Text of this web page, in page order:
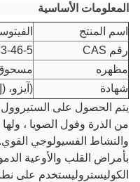
المعلومات الأساسية
اسم المنتج
رقم CAS
83-46-5
مظهره
مسحوق
شهادة
يتم الحصول على الستيروول
من الذرة وفول الصويا ، ولها
والنشاط الفسيولوجي
بأمراض القلب والأوعية
الكوليستروليستخدم على